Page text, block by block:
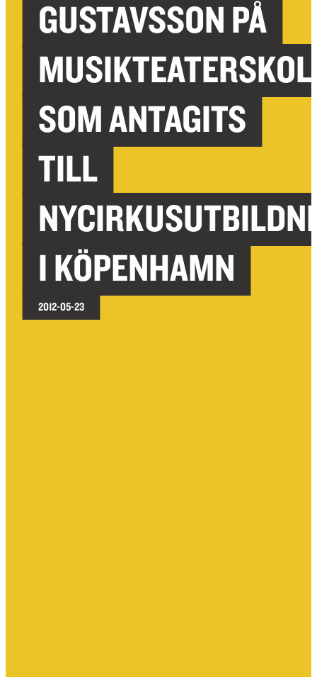
GUSTAVSSON PÅ
SOM ANTAGITS
TILL
I KÖPENHAMN
2012-05-23